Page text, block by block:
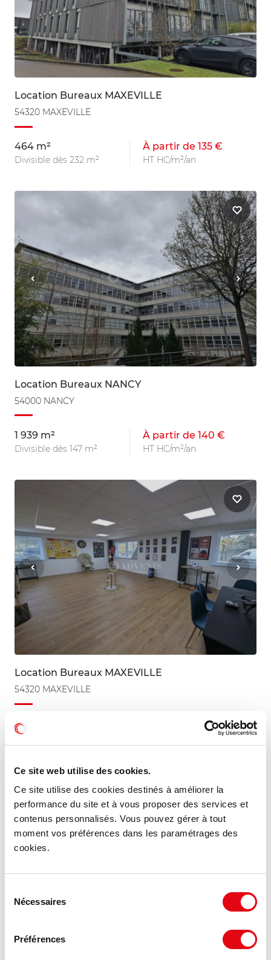
Ce site web utilise des cookies.
Ce site utilise des cookies destinés à améliorer la
performance du site et à vous proposer des services et
contenus personnalisés. Vous pouvez gérer à tout
moment vos préférences dans les paramétrages des
cookies.
Nécessaires
Préférences
Location Bureaux MAXEVILLE
54320 MAXEVILLE
464 m²
Divisible dès 232 m²
À partir de 135 €
HT HC/m²/an
Location Bureaux NANCY
54000 NANCY
1 939 m²
Divisible dès 147 m²
À partir de 140 €
HT HC/m²/an
Location Bureaux MAXEVILLE
54320 MAXEVILLE
750 m²
Divisible dès 250 m²
À partir de 115 €